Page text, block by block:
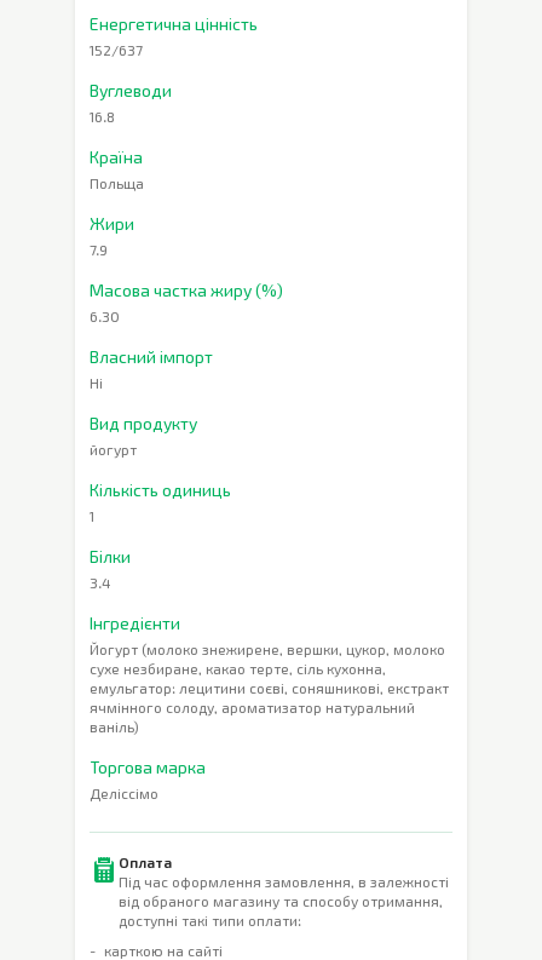
Енергетична цінність
152/637
Вуглеводи
16.8
Країна
Польща
Жири
7.9
Масова частка жиру (%)
6.30
Власний імпорт
Ні
Вид продукту
йогурт
Кількість одиниць
1
Білки
3.4
Інгредієнти
Йогурт (молоко знежирене, вершки, цукор, молоко
сухе незбиране, какао терте, сіль кухонна,
емульгатор: лецитини соєві, соняшникові, екстракт
ячмінного солоду, ароматизатор натуральний
ваніль)
Торгова марка
Деліссімо
Оплата
Під час оформлення замовлення, в залежності
від обраного магазину та способу отримання,
доступні такі типи оплати:
карткою на сайті